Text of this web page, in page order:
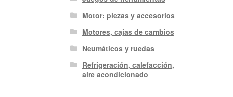
Motor: piezas y accesorios
Motores, cajas de cambios
Neumáticos y ruedas
Refrigeración, calefacción,
aire acondicionado